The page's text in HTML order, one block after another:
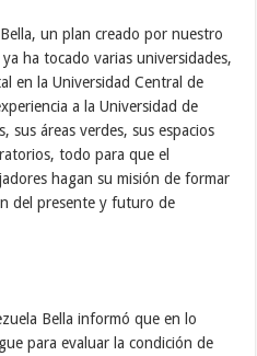
un plan creado por nuestro
ha tocado varias universidades,
en la Universidad Central de
a la Universidad de
sus áreas verdes, sus espacios
todo para que el
hagan su misión de formar
del presente y futuro de
Bella informó que en lo
para evaluar la condición de